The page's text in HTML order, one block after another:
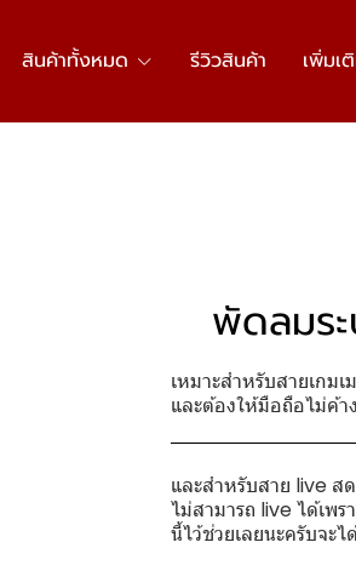
สินค้าทั้งหมด รีวิวสินค้า เพิ่มเ
พัดลมร
เหมาะสำหรับสายเกม
และต้องให้มือถือไม่ค้า
และสำหรับสาย live ส
ไม่สามารถ live ได้เพ
นี้ไว้ช่วยเลยนะครับจะ